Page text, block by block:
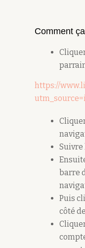
Comment
https://
barre
Puis
côté